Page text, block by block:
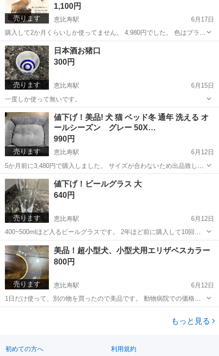
売ります
1,100円
恵比寿駅
6月17日
購入して2か月くらいしか使ってません。 4,980円でした。 色はブラッ
クです。 家の模様替えのために手放します。 わんちゃんにとっても優
しい階段です。
東京 渋谷区 恵比寿駅
売ります
日本酒お猪口
300円
恵比寿駅
6月15日
一度しか使って無いです。
東京 渋谷区 恵比寿駅 食器
売ります
値下げ！美品! 犬 猫 ベッド冬 通年 洗える オ
ールシーズン グレー 50X…
990円
恵比寿駅
6月12日
5か月前に3,480円で購入しました。 サイズが合わないため出品致しま
す。 状態はとても良いです。 洗濯してあるので、そのままお使い頂け
ます。 50cm x 40cm x15cm
東京 渋谷区 恵比寿駅 その他 オール
売ります
値下げ！ビールグラス 大
640円
恵比寿駅
6月12日
400~500mlほど入るビールグラスです。 2年ほど前に購入して10回ほ
ど使いました。
東京 渋谷区 恵比寿駅 食器 グラス
売ります
美品！超小型犬、小型犬用エリザベスカラー
800円
恵比寿駅
6月12日
1日だけ使って、別の物を買ったので美品です。 動物病院での価格は
2,000円でした。
もっと見る
初めての方へ 利用規約